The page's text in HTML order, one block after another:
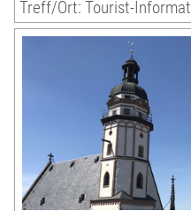
Treff/Ort: Tourist-